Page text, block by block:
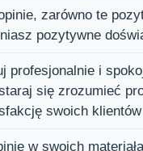
zarówno te
pozytywne
profesjonalnie i
się zrozumieć
swoich
w swoich